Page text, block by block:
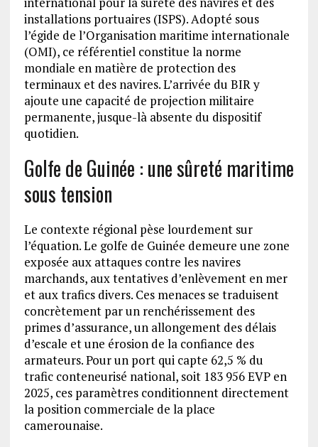
installations portuaires (ISPS). Adopté sous
l’égide de l’Organisation maritime internationale
(OMI), ce référentiel constitue la norme
mondiale en matière de protection des
terminaux et des navires. L’arrivée du BIR y
ajoute une capacité de projection militaire
permanente, jusque-là absente du dispositif
quotidien.
Golfe de Guinée : une sûreté maritime
sous tension
Le contexte régional pèse lourdement sur
l’équation. Le golfe de Guinée demeure une zone
exposée aux attaques contre les navires
marchands, aux tentatives d’enlèvement en mer
et aux trafics divers. Ces menaces se traduisent
concrètement par un renchérissement des
primes d’assurance, un allongement des délais
d’escale et une érosion de la confiance des
armateurs. Pour un port qui capte 62,5 % du
trafic conteneurisé national, soit 183 956 EVP en
2025, ces paramètres conditionnent directement
la position commerciale de la place
camerounaise.